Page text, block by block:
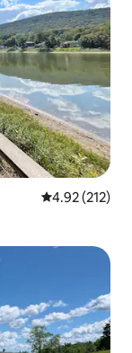
平均评分 4.92
4.92 (212)